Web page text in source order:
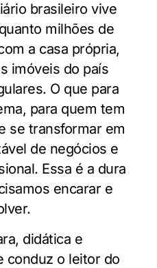
brasileiro vive
milhões de
a casa própria,
imóveis do país
O que para
para quem tem
se transformar em
de negócios e
Essa é a dura
encarar e
didática e
conduz o leitor do